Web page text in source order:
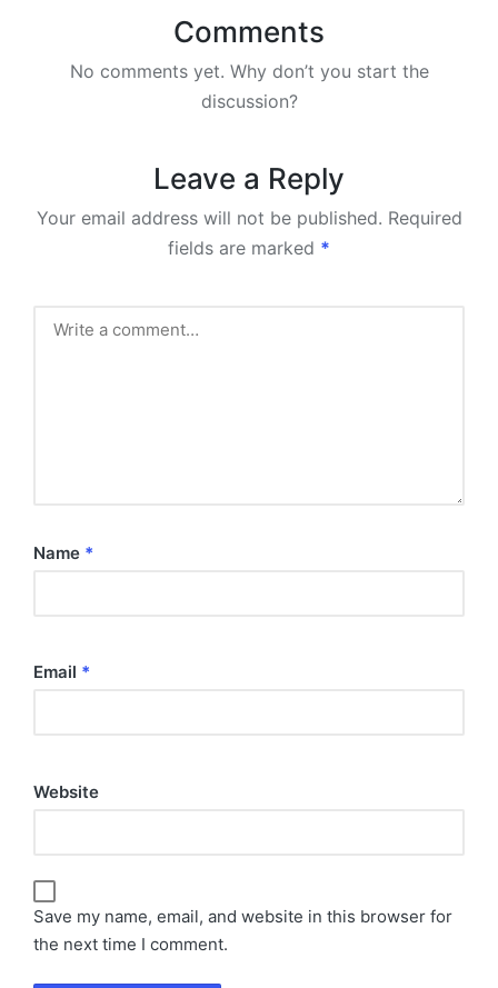
Comments
No comments yet. Why don’t you start the
discussion?
Leave a Reply
Your email address will not be published. Required
fields are marked *
Name *
Email *
Website
Save my name, email, and website in this browser for
the next time I comment.